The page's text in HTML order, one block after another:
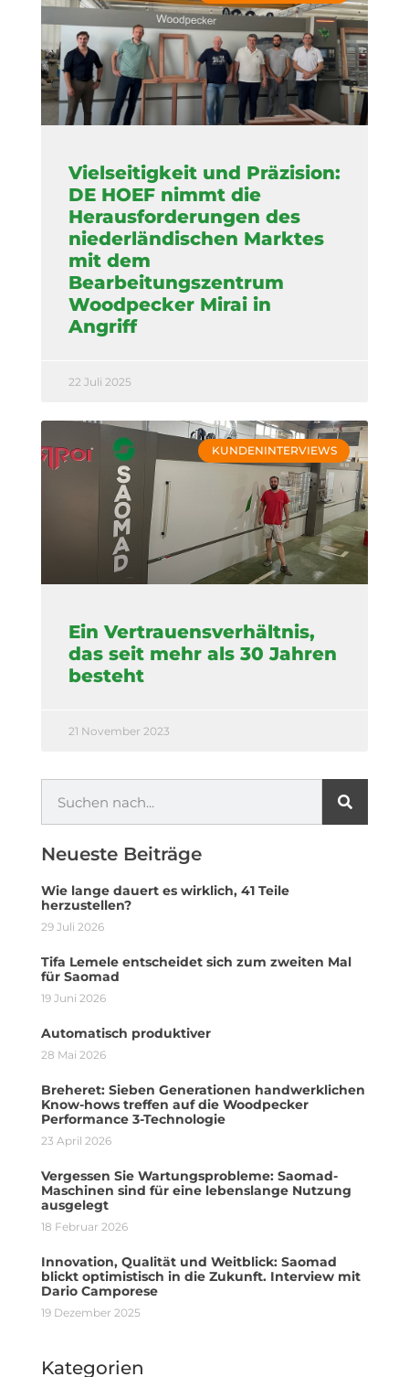
Vielseitigkeit und Präzision:
DE HOEF nimmt die
Herausforderungen des
niederländischen Marktes
mit dem
Bearbeitungszentrum
Woodpecker Mirai in
Angriff
22 Juli 2025
KUNDENINTERVIEWS
Ein Vertrauensverhältnis,
das seit mehr als 30 Jahren
besteht
21 November 2023
Neueste Beiträge
Wie lange dauert es wirklich, 41 Teile
herzustellen?
29 Juli 2026
Tifa Lemele entscheidet sich zum zweiten Mal
für Saomad
19 Juni 2026
Automatisch produktiver
28 Mai 2026
Breheret: Sieben Generationen handwerklichen
Know-hows treffen auf die Woodpecker
Performance 3-Technologie
23 April 2026
Vergessen Sie Wartungsprobleme: Saomad-
Maschinen sind für eine lebenslange Nutzung
ausgelegt
18 Februar 2026
Innovation, Qualität und Weitblick: Saomad
blickt optimistisch in die Zukunft. Interview mit
Dario Camporese
19 Dezember 2025
Kategorien